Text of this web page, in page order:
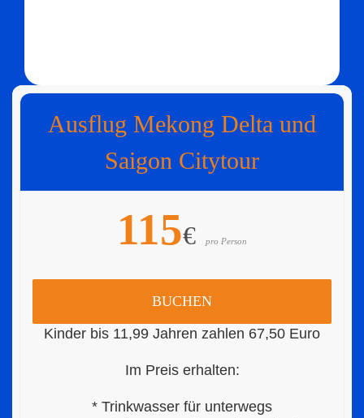
Ausflug Mekong Delta und
Saigon Citytour
115€ pro Person
BUCHEN
Kinder bis 11,99 Jahren zahlen 67,50 Euro
Im Preis erhalten:
* Trinkwasser für unterwegs